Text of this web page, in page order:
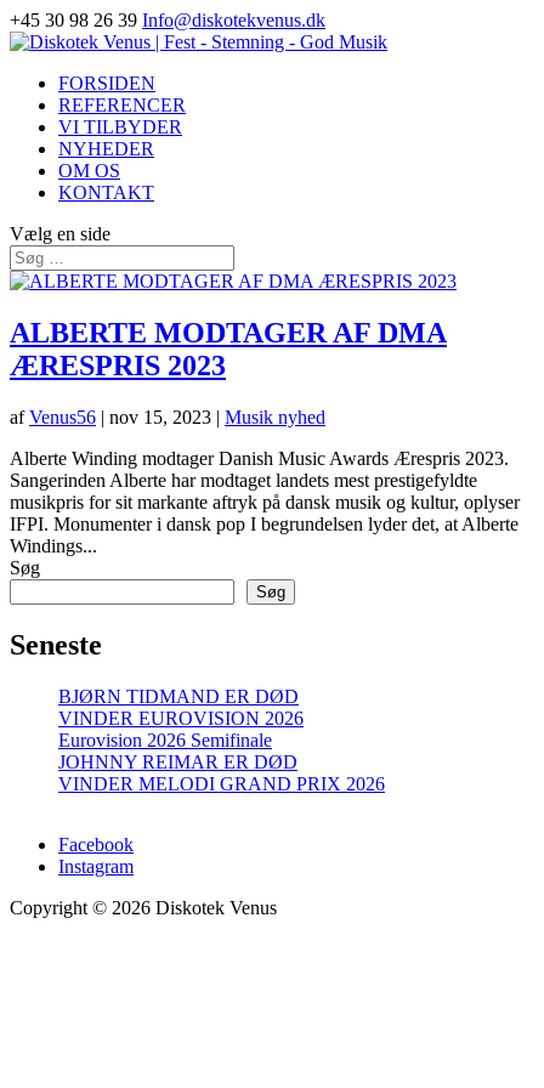
+45 30 98 26 39 Info@diskotekvenus.dk
FORSIDEN
REFERENCER
VI TILBYDER
NYHEDER
OM OS
KONTAKT
Vælg en side
ALBERTE MODTAGER AF DMA
ÆRESPRIS 2023
afVenus56 | nov 15, 2023 | Musik nyhed
Alberte Winding modtager Danish Music Awards Ærespris 2023.
Sangerinden Alberte har modtaget landets mest prestigefyldte
musikpris for sit markante aftryk på dansk musik og kultur, oplyser
IFPI. Monumenter i dansk pop I begrundelsen lyder det, at Alberte
Windings...
Søg
Søg
Seneste
BJØRN TIDMAND ER DØD
VINDER EUROVISION 2026
Eurovision 2026 Semifinale
JOHNNY REIMAR ER DØD
VINDER MELODI GRAND PRIX 2026
Facebook
Instagram
Copyright © 2026 Diskotek Venus